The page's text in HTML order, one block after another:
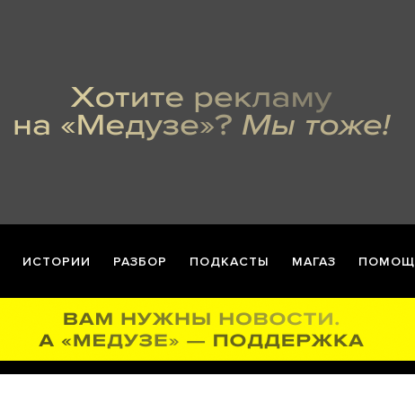
ИСТОРИИ РАЗБОР ПОДКАСТЫ МАГАЗ